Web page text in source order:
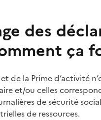
des
ça
de la Prime d’activité
et/ou celles
de sécurité
de ressources.